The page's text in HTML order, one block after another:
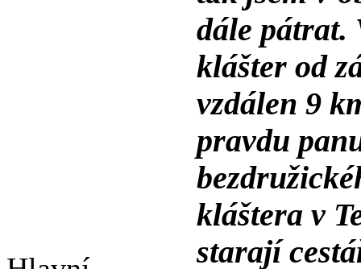
dále pátrat.
klášter od
vzdálen 9
pravdu
kláštera v
starají